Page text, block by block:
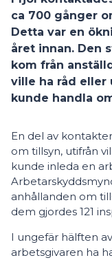
ca 700 gånger
Detta var en
året innan. Den
kom från
ville ha råd eller
kunde handla
En del av
om tillsyn, utifrån
kunde inleda en
anhållanden om
dem gjordes 121
I ungefär hälften
arbetsgivaren ha